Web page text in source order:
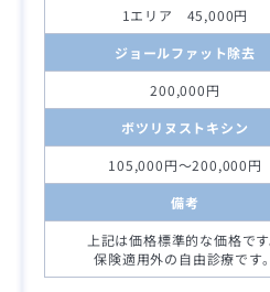
1エリア 45,000円
ジョールファット除去
200,000円
ボツリヌストキシン
105,000円～200,000円
備考
上記は価格標準的な価格です
保険適用外の自由診療です。